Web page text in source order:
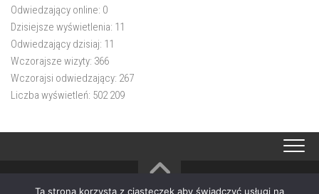
Odwiedzający online: 0
Dzisiejsze wyświetlenia: 11
Odwiedzający dzisiaj: 11
Wczorajsze wizyty: 366
Wczorajsi odwiedzający: 267
Liczba wyświetleń: 502 209
Ta strona korzysta z ciasteczek aby świadczyć usługi na